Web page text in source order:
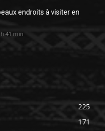
endroits à visiter en
41 min
225
171